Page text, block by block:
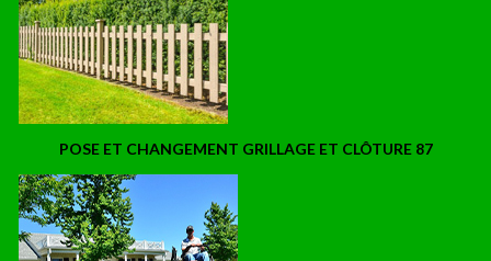
POSE ET CHANGEMENT GRILLAGE ET CLÔTURE 87